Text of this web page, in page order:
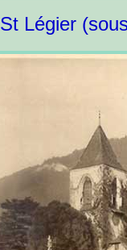
St Légier